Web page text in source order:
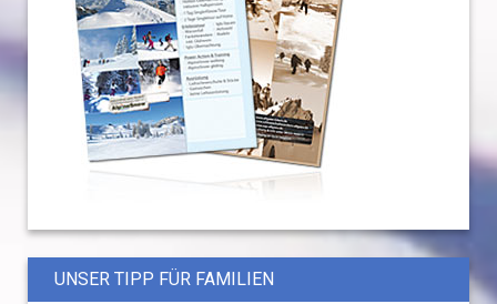
UNSER TIPP FÜR FAMILIEN